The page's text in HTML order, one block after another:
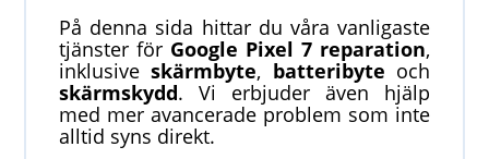
På denna sida hittar du våra vanligaste
tjänster för Google Pixel 7 reparation,
inklusiveskärmbyte, batteribyte och
skärmskydd. Vi erbjuder även hjälp
med mer avancerade problem som inte
alltid syns direkt.